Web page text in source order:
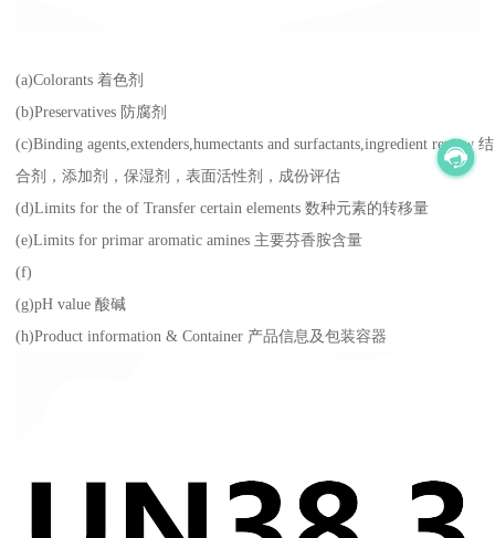
(a)Colorants 着色剂
(b)Preservatives 防腐剂
(c)Binding agents,extenders,humectants and surfactants,ingredient review 结
合剂，添加剂，保湿剂，表面活性剂，成份评估
(d)Limits for the of Transfer certain elements 数种元素的转移量
(e)Limits for primar aromatic amines 主要芬香胺含量
(f)
(g)pH value 酸碱
(h)Product information & Container 产品信息及包装容器